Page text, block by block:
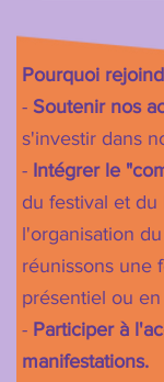
Pourquoi
- Soutenir nos
s'investir dans
- Intégrer le
du festival et du
l'organisation
réunissons une
présentiel ou en
- Participer à
manifestations.